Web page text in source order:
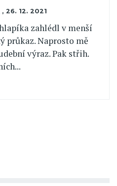
, 26. 12. 2021
zahlédl v menší
průkaz. Naprosto mě
výraz. Pak střih.